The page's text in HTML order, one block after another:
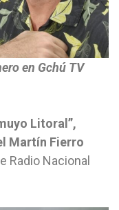
en Gchú TV
Litoral”,
Martín Fierro
Radio Nacional